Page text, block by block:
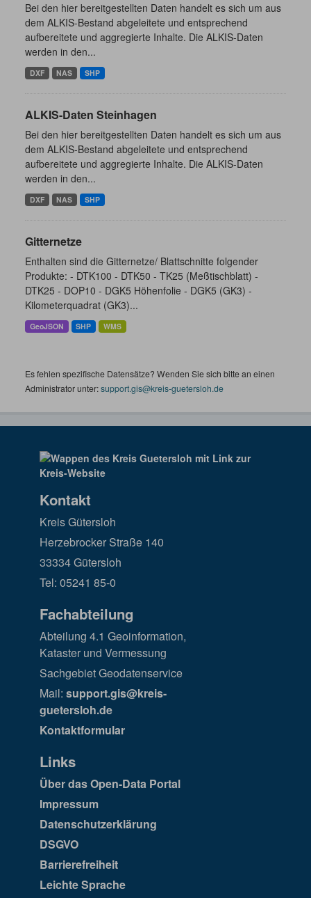
Bei den hier bereitgestellten Daten handelt es sich um aus
dem ALKIS-Bestand abgeleitete und entsprechend
aufbereitete und aggregierte Inhalte. Die ALKIS-Daten
werden in den...
DXF NAS SHP
ALKIS-Daten Steinhagen
Bei den hier bereitgestellten Daten handelt es sich um aus
dem ALKIS-Bestand abgeleitete und entsprechend
aufbereitete und aggregierte Inhalte. Die ALKIS-Daten
werden in den...
DXF NAS SHP
Gitternetze
Enthalten sind die Gitternetze/ Blattschnitte folgender
Produkte: - DTK100 - DTK50 - TK25 (Meßtischblatt) -
DTK25 - DOP10 - DGK5 Höhenfolie - DGK5 (GK3) -
Kilometerquadrat (GK3)...
GeoJSON SHP WMS
Es fehlen spezifische Datensätze? Wenden Sie sich bitte an einen
Administrator unter:support.gis@kreis-guetersloh.de
Kontakt
Kreis Gütersloh
Herzebrocker Straße 140
33334 Gütersloh
Tel: 05241 85-0
Fachabteilung
Abteilung 4.1 Geoinformation,
Kataster und Vermessung
Sachgebiet Geodatenservice
Mail: support.gis@kreis-
guetersloh.de
Kontaktformular
Links
Über das Open-Data Portal
Impressum
Datenschutzerklärung
DSGVO
Barrierefreiheit
Leichte Sprache